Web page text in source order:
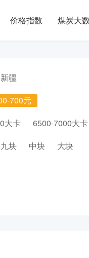
价格指数 煤炭大
新疆
700元
大卡 6500-7000大卡
块 中块
大块